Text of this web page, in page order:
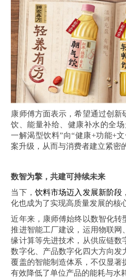
康师傅方面表示，希望通过创新
饮、能量补给、健康补水的全
一解渴型饮料”向“健康+功能+
案升级，从而与消费者建立紧密
数智为擎，共建可持续未来
当下， 饮料市场迈入发展新阶段
化也成为了实现高质量发展的核
近年来，康师傅始终以数智化转
推进智能工厂建设，运用物联网
缘计算等先进技术，从供应链数
数字化、产品数字化四大方向发
覆盖的智能制造体系，不仅显著
有效降低了单位产品的能耗与水